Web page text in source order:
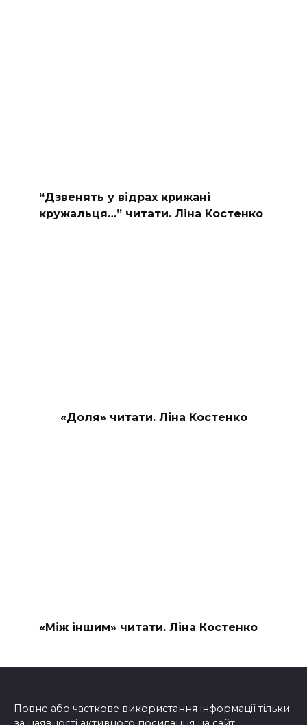
“Дзвенять у відрах крижані
кружальця…” читати. Ліна Костенко
«Доля» читати. Ліна Костенко
«Між іншим» читати. Ліна Костенко
Повне або часткове використання інформації тільки